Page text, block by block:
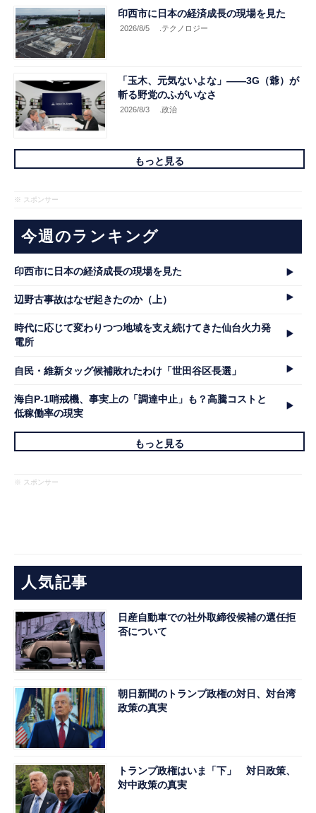
印西市に日本の経済成長の現場を見た
2026/8/5 .テクノロジー
「玉木、元気ないよな」――3G（爺）が
斬る野党のふがいなさ
2026/8/3 .政治
もっと見る
※ スポンサー
今週のランキング
印西市に日本の経済成長の現場を見た
辺野古事故はなぜ起きたのか（上）
時代に応じて変わりつつ地域を支え続けてきた仙台火力発
電所
自民・維新タッグ候補敗れたわけ「世田谷区長選」
海自P-1哨戒機、事実上の「調達中止」も？高騰コストと
低稼働率の現実
もっと見る
※ スポンサー
人気記事
日産自動車での社外取締役候補の選任拒
否について
朝日新聞のトランプ政権の対日、対台湾
政策の真実
トランプ政権はいま「下」 対日政策、
対中政策の真実